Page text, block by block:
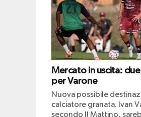
Mercato in uscita:
per Varone
Nuova possibile
calciatore granata. Ivan
secondo Il Mattino,